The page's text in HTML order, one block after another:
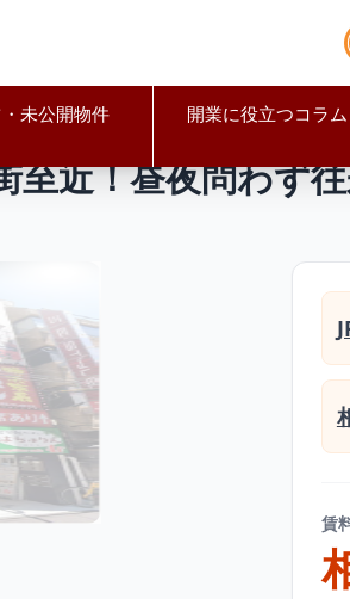
未公開物件 開業に役立つコラム
市西区 横浜駅 横浜駅徒歩3分 繁
近！昼夜問わず
賃